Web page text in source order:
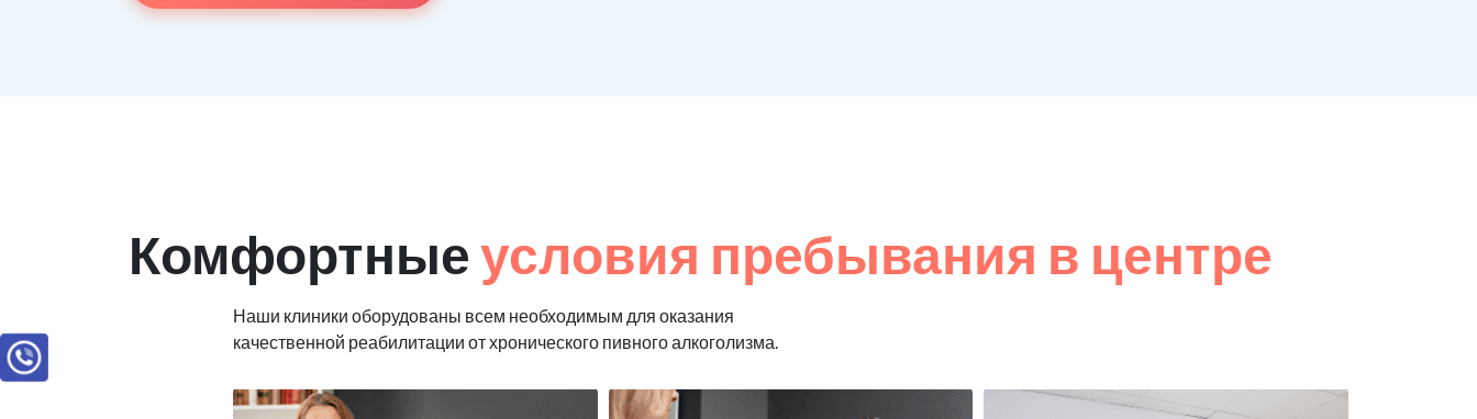
Комфортныеусловия пребывания в центре
Наши клиники оборудованы всем необходимым для оказания
качественной реабилитации от хронического пивного алкоголизма.